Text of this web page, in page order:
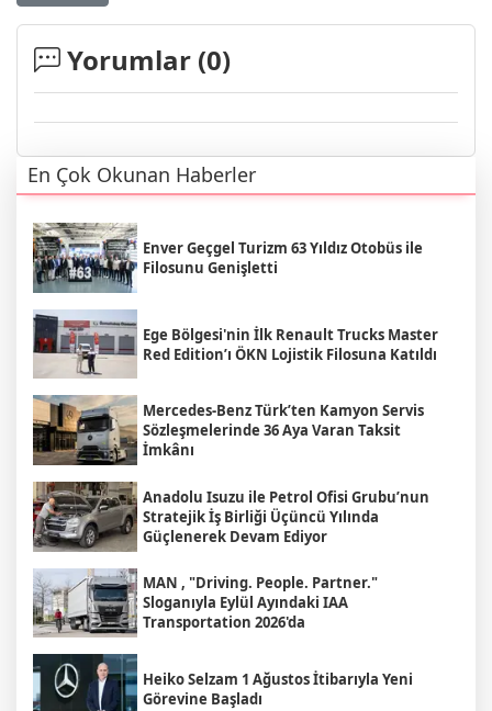
Yorumlar (0)
En Çok Okunan Haberler
Enver Geçgel Turizm 63 Yıldız Otobüs ile
Filosunu Genişletti
Ege Bölgesi'nin İlk Renault Trucks Master
Red Edition’ı ÖKN Lojistik Filosuna Katıldı
Mercedes-Benz Türk’ten Kamyon Servis
Sözleşmelerinde 36 Aya Varan Taksit
İmkânı
Anadolu Isuzu ile Petrol Ofisi Grubu’nun
Stratejik İş Birliği Üçüncü Yılında
Güçlenerek Devam Ediyor
MAN , "Driving. People. Partner."
Sloganıyla Eylül Ayındaki IAA
Transportation 2026'da
Heiko Selzam 1 Ağustos İtibarıyla Yeni
Görevine Başladı